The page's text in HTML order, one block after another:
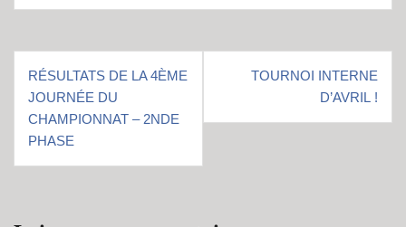
Navigation
de
l’article
RÉSULTATS DE LA 4ÈME
JOURNÉE DU
CHAMPIONNAT – 2NDE
PHASE
TOURNOI INTERNE
D’AVRIL !